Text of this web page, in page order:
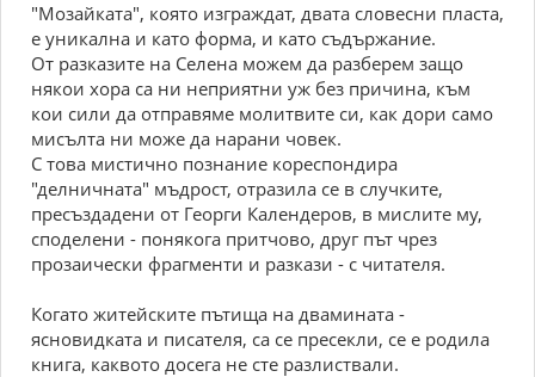
"Мозайката", която изграждат, двата словесни пласта,
е уникална и като форма, и като съдържание.
От разказите на Селена можем да разберем защо
някои хора са ни неприятни уж без причина, към
кои сили да отправяме молитвите си, как дори само
мисълта ни може да нарани човек.
С това мистично познание кореспондира
"делничната" мъдрост, отразила се в случките,
пресъздадени от Георги Календеров, в мислите му,
споделени - понякога притчово, друг път чрез
прозаически фрагменти и разкази - с читателя.
Когато житейските пътища на двамината -
ясновидката и писателя, са се пресекли, се е родила
книга, каквото досега не сте разлиствали.